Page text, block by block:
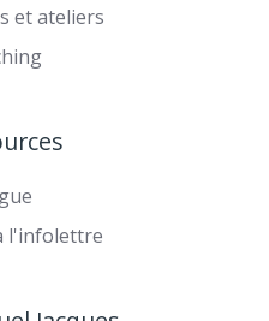
et ateliers
l'infolettre